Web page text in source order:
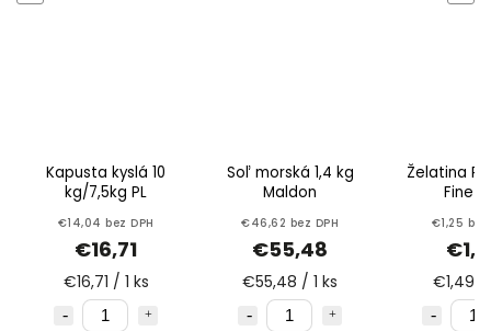
Kapusta kyslá 10
kg/7,5kg PL
€14,04 bez DPH
€16,71
€16,71 / 1 ks
Soľ morská 1,4 kg
Maldon
€46,62 bez DPH
€55,48
€55,48 / 1 ks
Želatina
Fine
€1,25 bez
€1,49 /